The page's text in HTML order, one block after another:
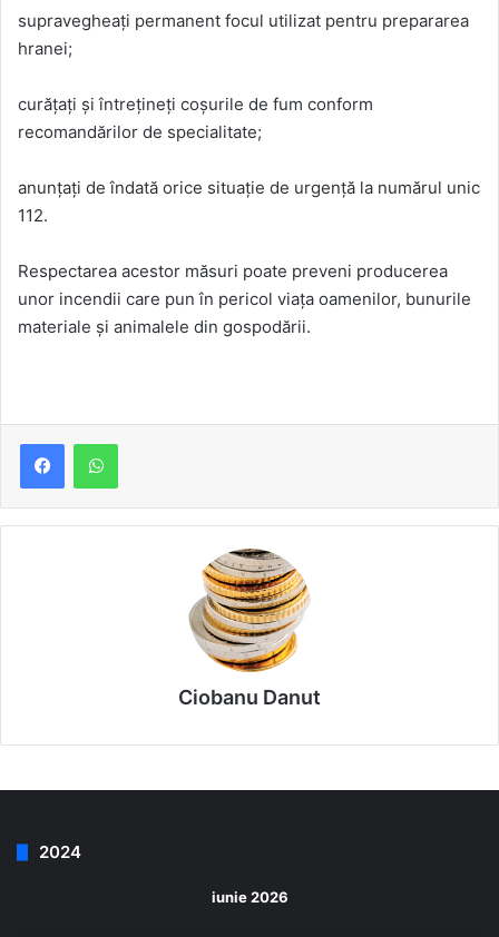
supravegheați permanent focul utilizat pentru prepararea
hranei;
curățați și întrețineți coșurile de fum conform
recomandărilor de specialitate;
anunțați de îndată orice situație de urgență la numărul unic
112.
Respectarea acestor măsuri poate preveni producerea
unor incendii care pun în pericol viața oamenilor, bunurile
materiale și animalele din gospodării.
Ciobanu Danut
2024
iunie 2026